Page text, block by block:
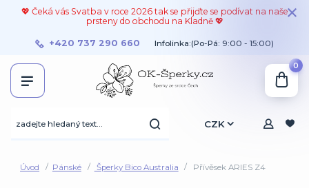
💖 Čeká vás Svatba v roce 2026 tak se přijďte se podívat na naše
prsteny do obchodu na Kladně 💖
CZK
+420 737 290 660 Infolinka:(Po-Pá: 9:00 - 15:00)
0
Úvod Pánské Šperky Bico Australia Přívěsek ARIES Z4